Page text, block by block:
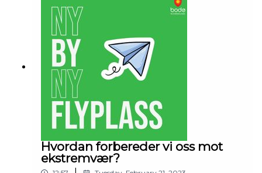
Hvordan forbereder vi oss mot
ekstremvær?